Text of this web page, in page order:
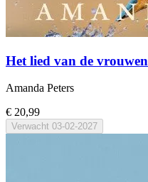
Het lied van de vrouwen
Amanda Peters
€ 20,99
Verwacht 03-02-2027